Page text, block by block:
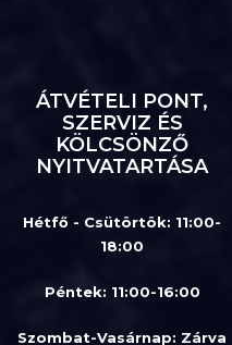
ÁTVÉTELI PONT,
SZERVIZ ÉS
KÖLCSÖNZŐ
NYITVATARTÁSA
Hétfő - Csütörtök: 11:00-
18:00
Péntek: 11:00-16:00
Szombat-Vasárnap: Zárva